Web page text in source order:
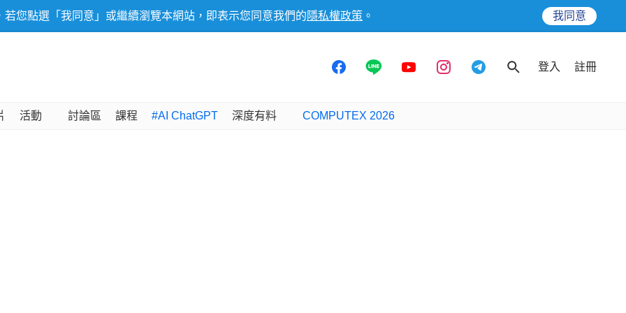
您點選「我同意」或繼續瀏覽本網站，即表示您同意我們的 隱私權政策 。 我同意
登入 註冊
活動 討論區 課程 #AI ChatGPT 深度有料 COMPUTEX 2026